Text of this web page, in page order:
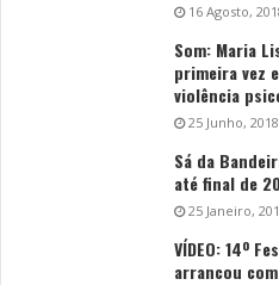
16 Agosto,
Som: Maria
primeira vez
violência
25 Junho, 2018
Sá da
até final de
25 Janeiro,
VÍDEO: 14º
arrancou